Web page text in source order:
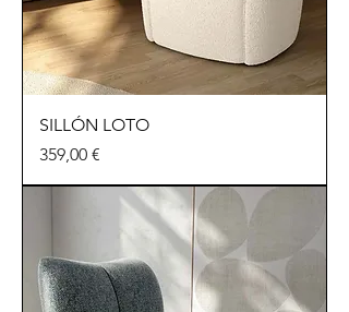
SILLÓN LOTO
Precio
359,00 €